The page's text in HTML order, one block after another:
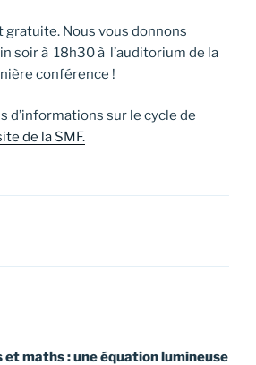
gratuite. Nous vous donnons
soir à 18h30 à l’auditorium de la
conférence !
d’informations sur le cycle de
de la SMF.
et maths : une équation lumineuse